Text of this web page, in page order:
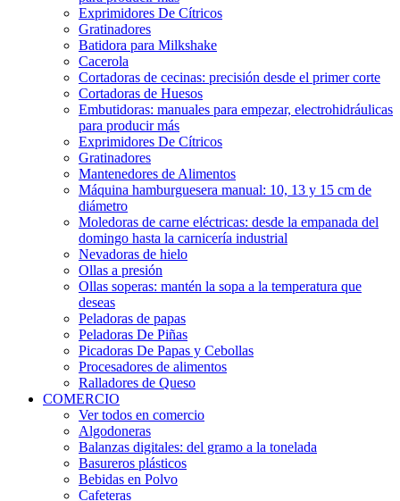
Exprimidores De Cítricos
Gratinadores
Batidora para Milkshake
Cacerola
Cortadoras de cecinas: precisión desde el primer corte
Cortadoras de Huesos
Embutidoras: manuales para empezar, electrohidráulicas
para producir más
Exprimidores De Cítricos
Gratinadores
Mantenedores de Alimentos
Máquina hamburguesera manual: 10, 13 y 15 cm de
diámetro
Moledoras de carne eléctricas: desde la empanada del
domingo hasta la carnicería industrial
Nevadoras de hielo
Ollas a presión
Ollas soperas: mantén la sopa a la temperatura que
deseas
Peladoras de papas
Peladoras De Piñas
Picadoras De Papas y Cebollas
Procesadores de alimentos
Ralladores de Queso
COMERCIO
Ver todos en comercio
Algodoneras
Balanzas digitales: del gramo a la tonelada
Basureros plásticos
Bebidas en Polvo
Cafeteras